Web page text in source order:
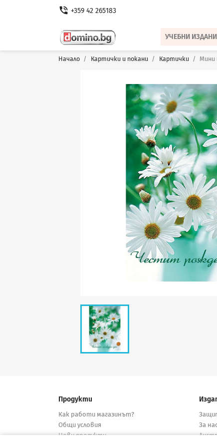
phone_in_talk +359 42 265183
УЧЕБНИ
Начало Картички и покани Картички Мини
Продукти
Как работи магазинът?
Общи условия
Нови продукти
За